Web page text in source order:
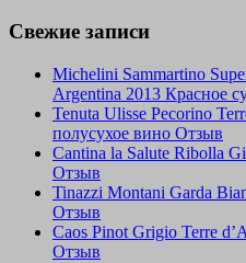
Свежие записи
Michelini Sammartino
Argentina 2013 Красное
Tenuta Ulisse Pecorino
полусухое вино Отзыв
Cantina la Salute Ribolla
Отзыв
Tinazzi Montani Garda
Отзыв
Caos Pinot Grigio Terre
Отзыв